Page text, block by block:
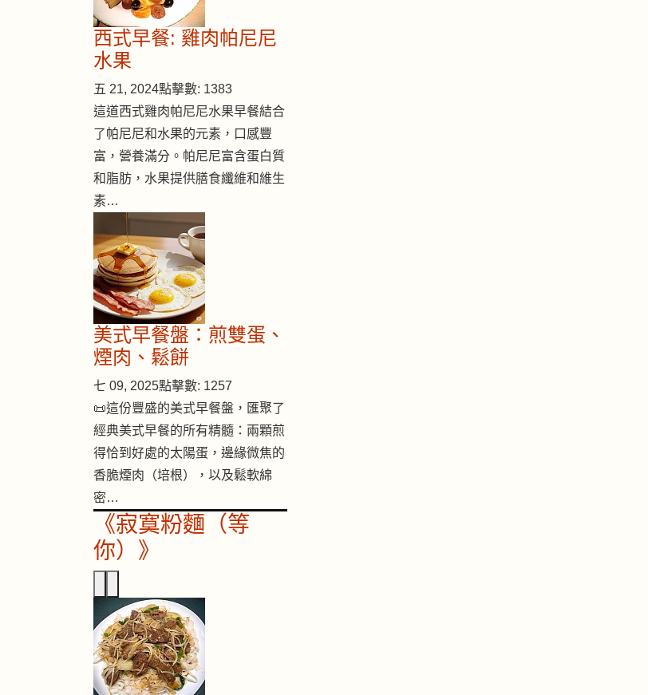
西式早餐: 雞肉帕尼尼
水果
五 21, 2024點擊數: 1383
這道西式雞肉帕尼尼水果早餐結合
了帕尼尼和水果的元素，口感豐
富，營養滿分。帕尼尼富含蛋白質
和脂肪，水果提供膳食纖維和維生
素…
美式早餐盤：煎雙蛋、
煙肉、鬆餅
七 09, 2025點擊數: 1257
📜這份豐盛的美式早餐盤，匯聚了
經典美式早餐的所有精髓：兩顆煎
得恰到好處的太陽蛋，邊緣微焦的
香脆煙肉（培根），以及鬆軟綿
密…
《寂寞粉麵（等
你）》